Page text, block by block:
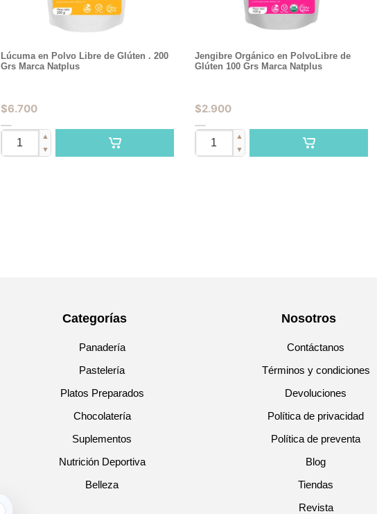
Lúcuma en Polvo Libre de Glúten . 200
Grs Marca Natplus
$6.700
▲
▼
Jengibre Orgánico en PolvoLibre de
Glúten 100 Grs Marca Natplus
$2.900
▲
▼
Categorías
Panadería
Pastelería
Platos Preparados
Chocolatería
Suplementos
Nutrición Deportiva
Belleza
Nosotros
Contáctanos
Términos y condiciones
Devoluciones
Política de privacidad
Política de preventa
Blog
Tiendas
Revista